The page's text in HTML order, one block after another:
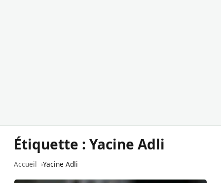
Étiquette : Yacine Adli
Accueil Yacine Adli